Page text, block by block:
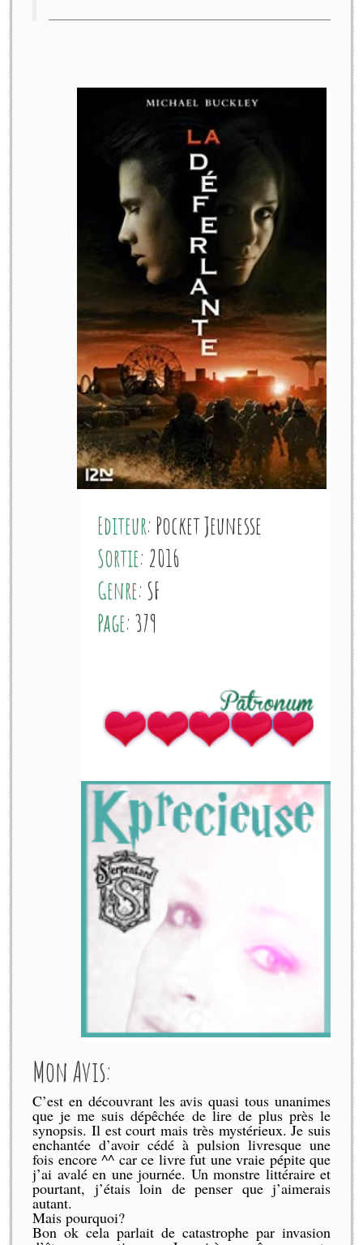
Editeur: Pocket Jeunesse
Sortie: 2016
Genre: SF
Page: 379
Mon Avis:
C’est en découvrant les avis quasi tous unanimes
que je me suis dépêchée de lire de plus près le
synopsis. Il est court mais très mystérieux. Je suis
enchantée d’avoir cédé à pulsion livresque une
fois encore ^^ car ce livre fut une vraie pépite que
j’ai avalé en une journée. Un monstre littéraire et
pourtant, j’étais loin de penser que j’aimerais
autant.
Mais pourquoi?
Bon ok cela parlait de catastrophe par invasion